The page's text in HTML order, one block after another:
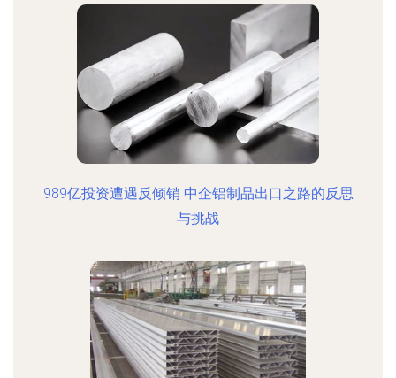
989亿投资遭遇反倾销 中企铝制品出口之路的反思
与挑战